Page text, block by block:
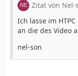
Zitat von Nel-
Ich lasse im
an die des Video
nel-son